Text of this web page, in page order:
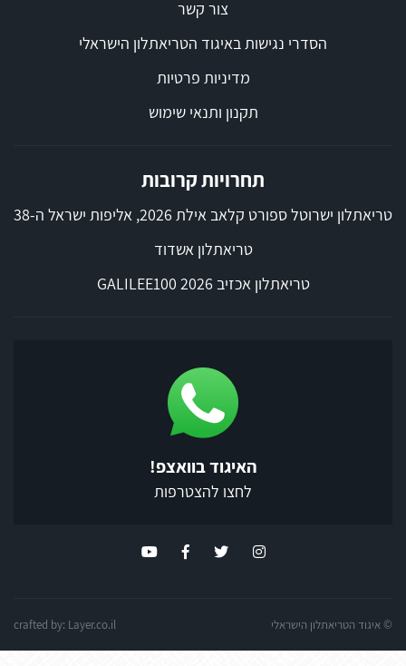
צור קשר
הסדרי נגישות באיגוד הטריאתלון הישראלי
מדיניות פרטיות
תקנון ותנאי שימוש
תחרויות קרובות
טריאתלון ישרוטל ספורט קלאב אילת 2026, אליפות ישראל ה-38
טריאתלון אשדוד
טריאתלון אכזיב 2026 GALILEE100
האיגוד בוואצפ!
לחצו להצטרפות
© איגוד הטריאתלון הישראלי crafted by: Layer.co.il